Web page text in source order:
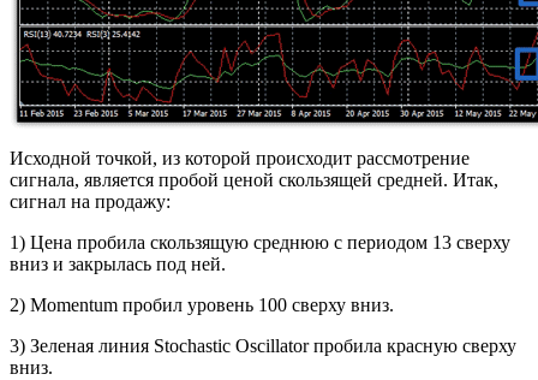
Исходной точкой, из которой происходит рассмотрение
сигнала, является пробой ценой скользящей средней. Итак,
сигнал на продажу:
1) Цена пробила скользящую среднюю с периодом 13 сверху
вниз и закрылась под ней.
2) Momentum пробил уровень 100 сверху вниз.
3) Зеленая линия Stochastic Oscillator пробила красную сверху
вниз.